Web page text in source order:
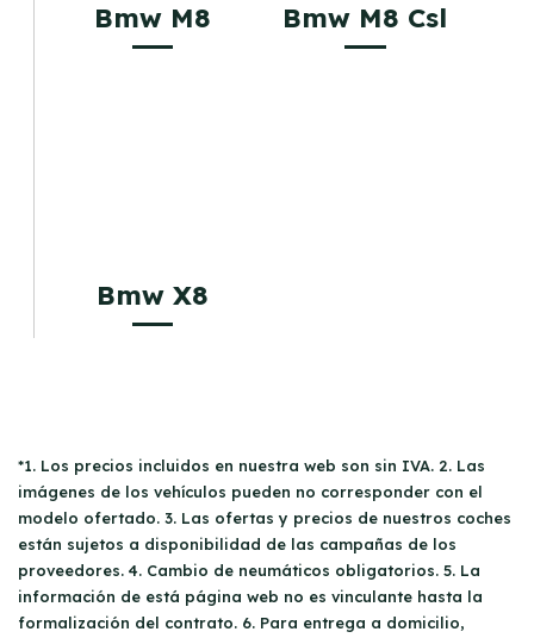
Bmw M8 Bmw M8 Csl
Bmw X8
*1. Los precios incluidos en nuestra web son sin IVA. 2. Las
imágenes de los vehículos pueden no corresponder con el
modelo ofertado. 3. Las ofertas y precios de nuestros coches
están sujetos a disponibilidad de las campañas de los
proveedores. 4. Cambio de neumáticos obligatorios. 5. La
información de está página web no es vinculante hasta la
formalización del contrato. 6. Para entrega a domicilio,